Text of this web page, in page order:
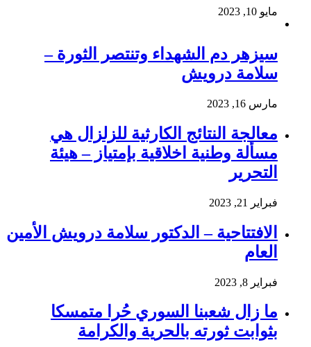
مايو 10, 2023
سيزهر دم الشهداء وتنتصر الثورة –
سلامة درويش
مارس 16, 2023
معالجة النتائج الكارثية للزلزال هي
مسألة وطنية اخلاقية بإمتياز – هيئة
التحرير
فبراير 21, 2023
الافتتاحية – الدكتور سلامة درويش الأمين
العام
فبراير 8, 2023
ما زال شعبنا السوري حُرا متمسكا
بثوابت ثورته بالحرية والكرامة